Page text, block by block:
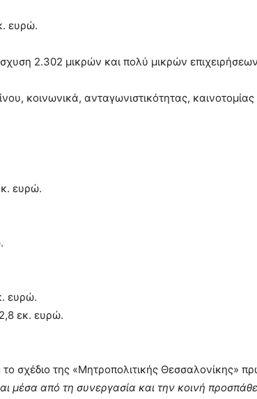
ευρώ.
2.302 μικρών και πολύ μικρών
κοινωνικά, ανταγωνιστικότητας, καινοτομίας
ευρώ.
ευρώ.
εκ. ευρώ.
σχέδιο της «Μητροπολιτικής Θεσσαλονίκης»
μέσα από τη συνεργασία και την κοινή